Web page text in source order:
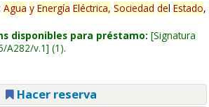
Agua y Energía Eléctrica, Sociedad del Estado,
disponibles para préstamo: Signatura
A282/v.1 (1).
Hacer reserva